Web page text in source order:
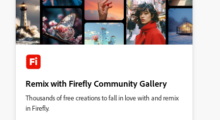
Remix with Firefly Community Gallery
Thousands of free creations to fall in love with and remix
in Firefly.